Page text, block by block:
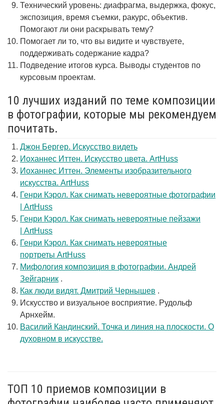
Технический уровень: диафрагма, выдержка, фокус,
экспозиция, время съемки, ракурс, объектив.
Помогают ли они раскрывать тему?
Помогает ли то, что вы видите и чувствуете,
поддерживать содержание кадра?
Подведение итогов курса. Выводы студентов по
курсовым проектам.
10 лучших изданий по теме композиции
в фотографии, которые мы рекомендуем
почитать.
Джон Бергер. Искусство видеть
Иоханнес Иттен. Искусство цвета. ArtHuss
Иоханнес Иттен. Элементы изобразительного
искусства. ArtHuss
Генри Кэрол. Как снимать невероятные фотографии
| ArtHuss
Генри Кэрол. Как снимать невероятные пейзажи
| ArtHuss
Генри Кэрол. Как снимать невероятные
портреты ArtHuss
Мифология композиция в фотографии. Андрей
Зейгарник .
Как люди видят. Дмитрий Чернышев .
Искусство и визуальное восприятие. Рудольф
Арнхейм.
Василий Кандинский. Точка и линия на плоскости. О
духовном в искусстве.
ТОП 10 приемов композиции в